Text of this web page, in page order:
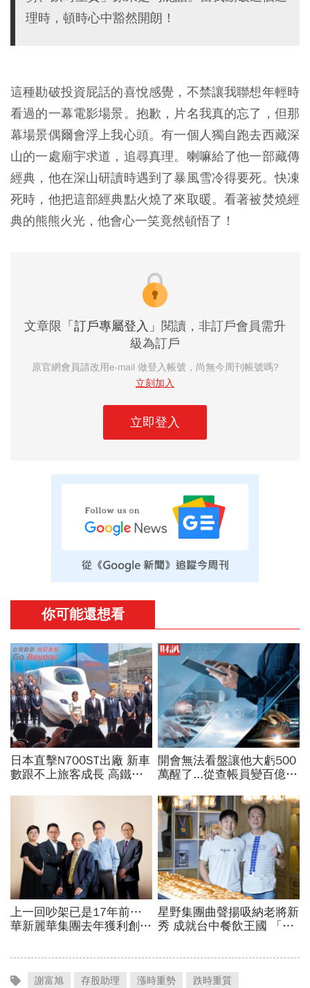
理時，頓時心中豁然開朗！
這種勘破投資屁話的喜悅感覺，不禁讓我聯想年輕時
看過的一幕電影場景。抱歉，片名我真的忘了，但那
幕場景偶爾會浮上我心頭。有一個人獨自跑去西藏深
山的一處廟宇求道，追尋真理。喇嘛給了他一部藏傳
經典，他在深山研讀時遇到了暴風雪冷得要死。快凍
死時，他把這部經典點火燒了來取暖。看著被焚燒經
典的熊熊火光，他會心一笑竟然頓悟了！
文章限 「訂戶專屬登入」 閱讀，非訂戶會員需升
級為訂戶
原官網會員請改用e-mail 做登入帳號，尚無今周刊帳號嗎?
立刻加入
立即登入
謝富旭 存股助理 漲時重勢 跌時重質